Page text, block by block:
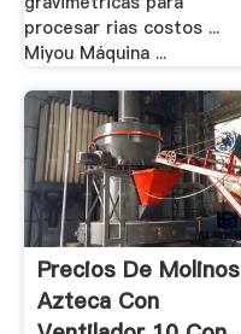
procesar rias costos ...
Miyou Máquina ...
Precios De Molinos
Azteca Con